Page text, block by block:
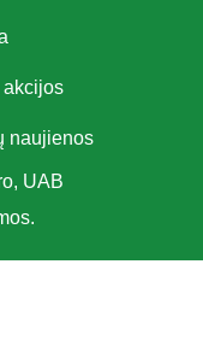
akcijos
naujienos
UAB